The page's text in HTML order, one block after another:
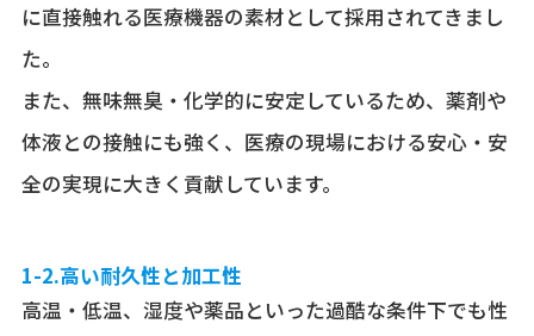
に直接触れる医療機器の素材として採用されてきまし
た。
また、無味無臭・化学的に安定しているため、薬剤や
体液との接触にも強く、医療の現場における安心・安
全の実現に大きく貢献しています。
1-2.高い耐久性と加工性
高温・低温、湿度や薬品といった過酷な条件下でも性